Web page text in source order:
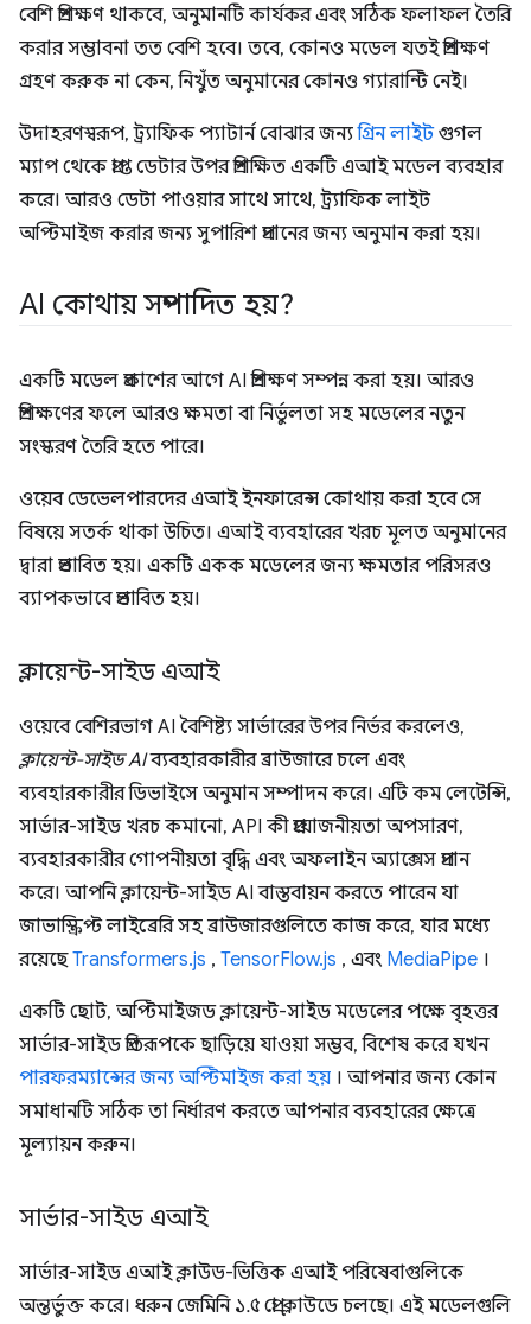
বেশি প্রশিক্ষণ থাকবে, অনুমানটি কার্যকর এবং সঠিক ফলাফল তৈরি
করার সম্ভাবনা তত বেশি হবে। তবে, কোনও মডেল যতই প্রশিক্ষণ
গ্রহণ করুক না কেন, নিখুঁত অনুমানের কোনও গ্যারান্টি নেই।
উদাহরণস্বরূপ, ট্র্যাফিক প্যাটার্ন বোঝার জন্যগ্রিন লাইটগুগল
ম্যাপ থেকে প্রাপ্ত ডেটার উপর প্রশিক্ষিত একটি এআই মডেল ব্যবহার
করে। আরও ডেটা পাওয়ার সাথে সাথে, ট্র্যাফিক লাইট
অপ্টিমাইজ করার জন্য সুপারিশ প্রদানের জন্য অনুমান করা হয়।
AI কোথায় সম্পাদিত হয়?
একটি মডেল প্রকাশের আগে AI প্রশিক্ষণ সম্পন্ন করা হয়। আরও
প্রশিক্ষণের ফলে আরও ক্ষমতা বা নির্ভুলতা সহ মডেলের নতুন
সংস্করণ তৈরি হতে পারে।
ওয়েব ডেভেলপারদের এআই ইনফারেন্স কোথায় করা হবে সে
বিষয়ে সতর্ক থাকা উচিত। এআই ব্যবহারের খরচ মূলত অনুমানের
দ্বারা প্রভাবিত হয়। একটি একক মডেলের জন্য ক্ষমতার পরিসরও
ব্যাপকভাবে প্রভাবিত হয়।
ক্লায়েন্ট-সাইড এআই
ওয়েবে বেশিরভাগ AI বৈশিষ্ট্য সার্ভারের উপর নির্ভর করলেও,
ক্লায়েন্ট-সাইড AIব্যবহারকারীর ব্রাউজারে চলে এবং
ব্যবহারকারীর ডিভাইসে অনুমান সম্পাদন করে। এটি কম লেটেন্সি,
সার্ভার-সাইড খরচ কমানো, API কী প্রয়োজনীয়তা অপসারণ,
ব্যবহারকারীর গোপনীয়তা বৃদ্ধি এবং অফলাইন অ্যাক্সেস প্রদান
করে। আপনি ক্লায়েন্ট-সাইড AI বাস্তবায়ন করতে পারেন যা
জাভাস্ক্রিপ্ট লাইব্রেরি সহ ব্রাউজারগুলিতে কাজ করে, যার মধ্যে
রয়েছেTransformers.js , TensorFlow.js , এবং MediaPipe ।
একটি ছোট, অপ্টিমাইজড ক্লায়েন্ট-সাইড মডেলের পক্ষে বৃহত্তর
সার্ভার-সাইড প্রতিরূপকে ছাড়িয়ে যাওয়া সম্ভব, বিশেষ করে যখন
পারফরম্যান্সের জন্য অপ্টিমাইজ করা হয় । আপনার জন্য কোন
সমাধানটি সঠিক তা নির্ধারণ করতে আপনার ব্যবহারের ক্ষেত্রে
মূল্যায়ন করুন।
সার্ভার-সাইড এআই
সার্ভার-সাইড এআই ক্লাউড-ভিত্তিক এআই পরিষেবাগুলিকে
অন্তর্ভুক্ত করে। ধরুন জেমিনি ১.৫ প্রো ক্লাউডে চলছে। এই মডেলগুলি